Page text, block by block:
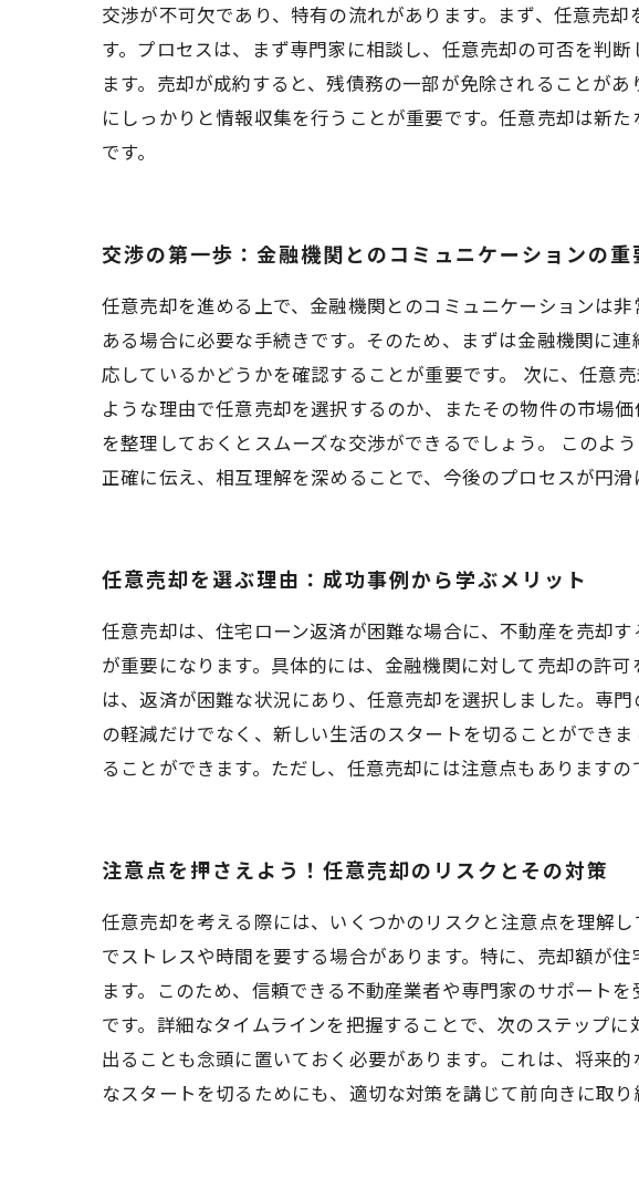
交渉が不可欠であり、特有の流れがあります。まず、任意売
す。プロセスは、まず専門家に相談し、任意売却の可否を判
ます。売却が成約すると、残債務の一部が免除されることが
にしっかりと情報収集を行うことが重要です。任意売却は新
です。
交渉の第一歩：金融機関とのコミュニケーションの重
任意売却を進める上で、金融機関とのコミュニケーションは
ある場合に必要な手続きです。そのため、まずは金融機関に
応しているかどうかを確認することが重要です。 次に、任意
ような理由で任意売却を選択するのか、またその物件の市場
を整理しておくとスムーズな交渉ができるでしょう。 このよ
正確に伝え、相互理解を深めることで、今後のプロセスが円滑
任意売却を選ぶ理由：成功事例から学ぶメリット
任意売却は、住宅ローン返済が困難な場合に、不動産を売却
が重要になります。具体的には、金融機関に対して売却の許
は、返済が困難な状況にあり、任意売却を選択しました。専
の軽減だけでなく、新しい生活のスタートを切ることができ
ることができます。ただし、任意売却には注意点もあります
注意点を押さえよう！任意売却のリスクとその対策
任意売却を考える際には、いくつかのリスクと注意点を理解
でストレスや時間を要する場合があります。特に、売却額が
ます。このため、信頼できる不動産業者や専門家のサポート
です。詳細なタイムラインを把握することで、次のステップ
出ることも念頭に置いておく必要があります。これは、将来
なスタートを切るためにも、適切な対策を講じて前向きに取り